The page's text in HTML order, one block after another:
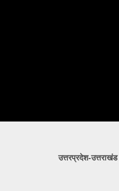
उत्तरप्रदेश-